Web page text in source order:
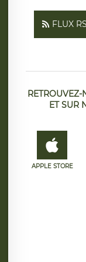
FLUX
RETROUVEZ-
ET SUR
APPLE STORE